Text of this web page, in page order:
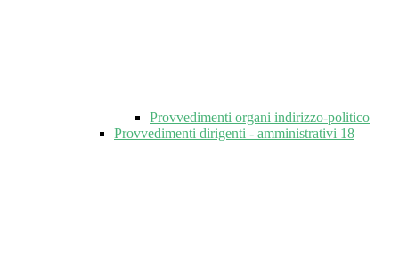
Provvedimenti organi indirizzo-politico
Provvedimenti dirigenti - amministrativi 18